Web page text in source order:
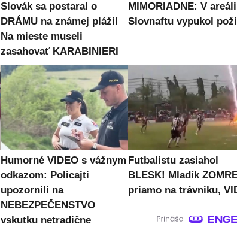
Slovák sa postaral o
DRÁMU na známej pláži!
Na mieste museli
zasahovať KARABINIERI
MIMORIADNE: V areáli
Slovnaftu vypukol
Humorné VIDEO s vážnym
odkazom: Policajti
upozornili na
NEBEZPEČENSTVO
vskutku netradične
Futbalistu zasiahol
BLESK! Mladík
priamo na trávniku,